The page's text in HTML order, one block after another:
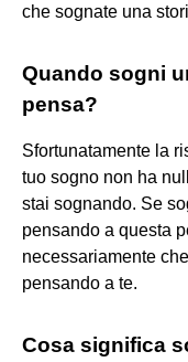
che sognate una
Quando sogni
pensa?
Sfortunatamente la
tuo sogno non ha
stai sognando. Se
pensando a questa
necessariamente
pensando a te.
Cosa significa